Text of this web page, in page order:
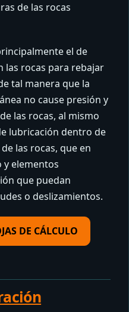
de las rocas
el de
las rocas para rebajar
tal manera que la
no cause presión y
las rocas, al mismo
lubricación dentro de
las rocas, que en
y elementos
que puedan
o deslizamientos.
DE CÁLCULO